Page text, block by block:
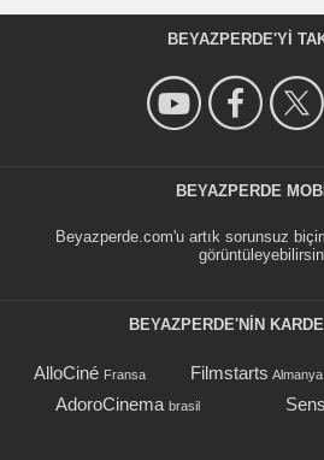
BEYAZPERDE'YI
BEYAZPERDE
Beyazperde.com'u artık sorunsuz
BEYAZPERDE'NIN
AlloCiné Fransa Filmstarts Almanya
AdoroCinema brasil